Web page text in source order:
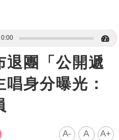
0:00
退團「公開遞
身分曝光：
A- A A+